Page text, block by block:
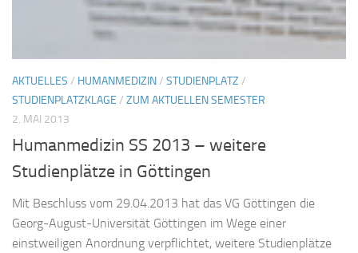
AKTUELLES / HUMANMEDIZIN/ STUDIENPLATZ /
STUDIENPLATZKLAGE / ZUM AKTUELLEN SEMESTER
2. MAI 2013
Humanmedizin SS 2013 – weitere
Studienplätze in Göttingen
Mit Beschluss vom 29.04.2013 hat das VG Göttingen die
Georg-August-Universität Göttingen im Wege einer
einstweiligen Anordnung verpflichtet, weitere Studienplätze